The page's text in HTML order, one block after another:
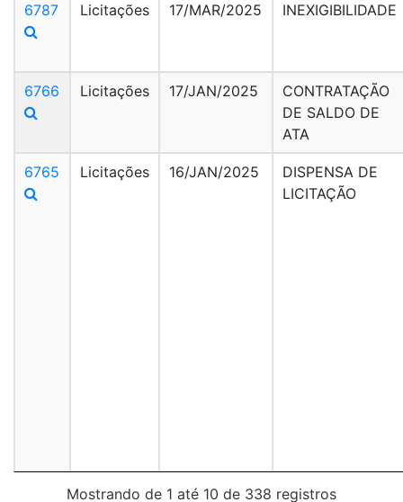
6787 Licitações 17/MAR/2025 INEXIGIBILIDADE
6766 Licitações 17/JAN/2025
CONTRATAÇÃO
DE SALDO DE
ATA
6765 Licitações 16/JAN/2025
DISPENSA DE
LICITAÇÃO
Mostrando de 1 até 10 de 338 registros